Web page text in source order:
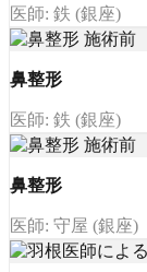
医師: 鉄 (銀座)
鼻整形
医師: 鉄 (銀座)
鼻整形
医師: 守屋 (銀座)